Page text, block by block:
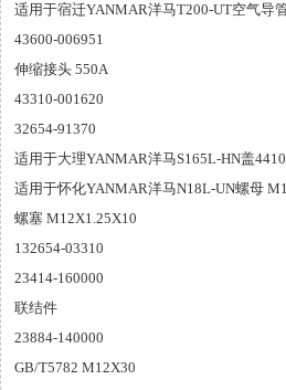
适用于宿迁YANMAR洋马T200-UT空气导
43600-006951
伸缩接头 550A
43310-001620
32654-91370
适用于大理YANMAR洋马S165L-HN盖
适用于怀化YANMAR洋马N18L-UN螺母
螺塞 M12X1.25X10
132654-03310
23414-160000
联结件
23884-140000
GB/T5782 M12X30